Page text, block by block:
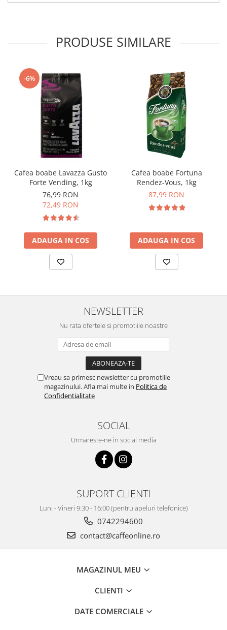
PRODUSE SIMILARE
-6%
Cafea boabe Lavazza Gusto
Forte Vending, 1kg
76,99 RON
72,49 RON
ADAUGA IN COS
Cafea boabe Fortuna
Rendez-Vous, 1kg
87,99 RON
ADAUGA IN COS
NEWSLETTER
Nu rata ofertele si promotiile noastre
Vreau sa primesc newsletter cu promotiile
magazinului. Afla mai multe in Politica de
Confidentialitate
SOCIAL
Urmareste-ne in social media
SUPORT CLIENTI
Luni - Vineri 9:30 - 16:00 (pentru apeluri telefonice)
0742294600
contact@caffeonline.ro
MAGAZINUL MEU
CLIENTI
DATE COMERCIALE